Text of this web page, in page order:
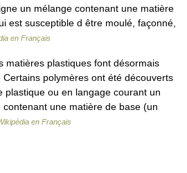
un mélange contenant une matière
est susceptible d être moulé, façonné,
en Français
matières plastiques font désormais
polymères ont été découverts
plastique ou en langage courant un
une matière de base (un
en Français